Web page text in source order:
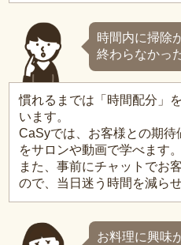
時間内に掃除
終わらなかっ
慣れるまでは「時間配分」
います。
CaSyでは、お客様との期
をサロンや動画で学べます。
また、事前にチャットでお
ので、当日迷う時間を減らせ
お料理に興味